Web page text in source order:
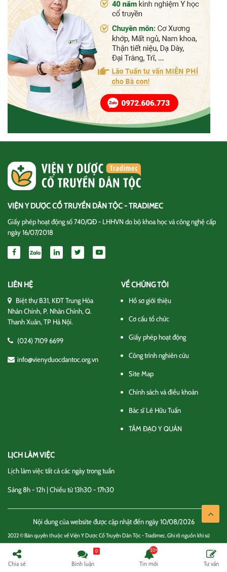
VIỆN Y DƯỢC CỔ TRUYỀN DÂN TỘC - TRADIMEC
Giấy phép hoạt động số 740/QĐ - LHHVN do bộ khoa học và công nghệ cấp
ngày 16/07/2018
LIÊN HỆ
Biệt thự B31, KĐT Trung Hòa
Nhân Chính, P. Nhân Chính, Q.
Thanh Xuân, TP Hà Nội.
(024) 7109 6699
info@vienyduocdantoc.org.vn
VỀ CHÚNG TÔI
Hồ sơ giới thiệu
Cơ cấu tổ chức
Giấy phép hoạt động
Công trình nghiên cứu
Site Map
Chính sách và điều khoản
Bác sĩ Lê Hữu Tuấn
TÂM ĐẠO Y QUÁN
LỊCH LÀM VIỆC
Lịch làm việc tất cả các ngày trong tuần
Sáng 8h - 12h | Chiều từ 13h30 - 17h30
Nội dung của website được cập nhật đến ngày 10/08/2026
2022 © Bản quyền thuộc về Viện Y Dược Cổ Truyền Dân Tộc - Tradimec. Ghi rõ nguồn khi sử
dụng thông tin
Chính sách và điều khoản
Chia sẻ Bình luận
0
Tin mới Tư vấn